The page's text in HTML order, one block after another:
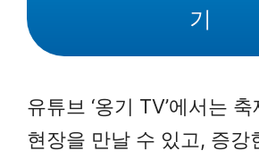
기
유튜브 ‘옹기 TV’에서는
현장을 만날 수 있고, 증강